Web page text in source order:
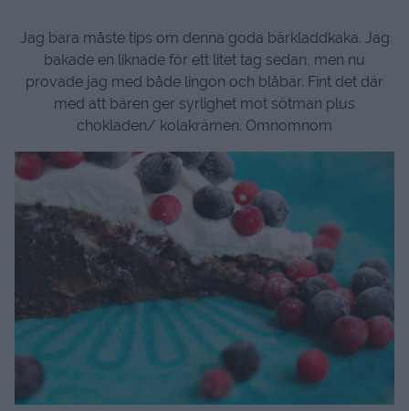
Jag bara måste tips om denna goda bärkladdkaka. Jag
bakade en liknade för ett litet tag sedan, men nu
provade jag med både lingon och blåbär. Fint det där
med att bären ger syrlighet mot sötman plus
chokladen/ kolakrämen. Omnomnom